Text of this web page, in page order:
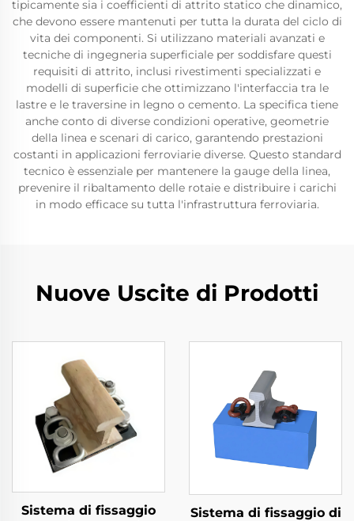
tipicamente sia i coefficienti di attrito statico che dinamico,
che devono essere mantenuti per tutta la durata del ciclo di
vita dei componenti. Si utilizzano materiali avanzati e
tecniche di ingegneria superficiale per soddisfare questi
requisiti di attrito, inclusi rivestimenti specializzati e
modelli di superficie che ottimizzano l'interfaccia tra le
lastre e le traversine in legno o cemento. La specifica tiene
anche conto di diverse condizioni operative, geometrie
della linea e scenari di carico, garantendo prestazioni
costanti in applicazioni ferroviarie diverse. Questo standard
tecnico è essenziale per mantenere la gauge della linea,
prevenire il ribaltamento delle rotaie e distribuire i carichi
in modo efficace su tutta l'infrastruttura ferroviaria.
Nuove Uscite di Prodotti
Sistema di fissaggio
Sistema di fissaggio di